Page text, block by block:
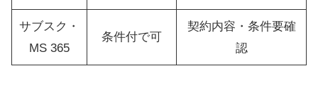
サブスク・
MS 365
条件付で可
契約内容・条件要確
認